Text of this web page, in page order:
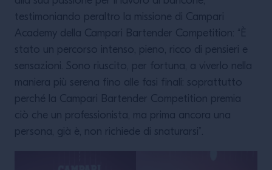
testimoniando peraltro la missione di Campari
Academy della Campari Bartender Competition: “È
stato un percorso intenso, pieno, ricco di pensieri e
sensazioni. Sono riuscito, per fortuna, a viverlo nella
maniera più serena fino alle fasi finali: soprattutto
perché la Campari Bartender Competition premia
ciò che un professionista, ma prima ancora una
persona, già è, non richiede di snaturarsi”.